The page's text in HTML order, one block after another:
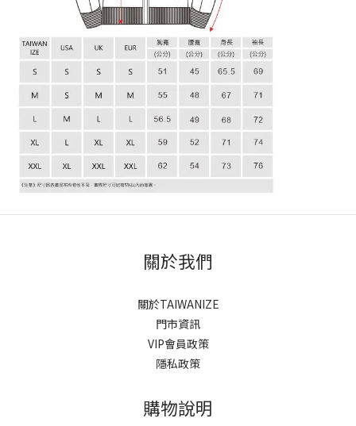
關於我們
關於TAIWANIZE
門市資訊
VIP會員政策
隱私政策
購物說明